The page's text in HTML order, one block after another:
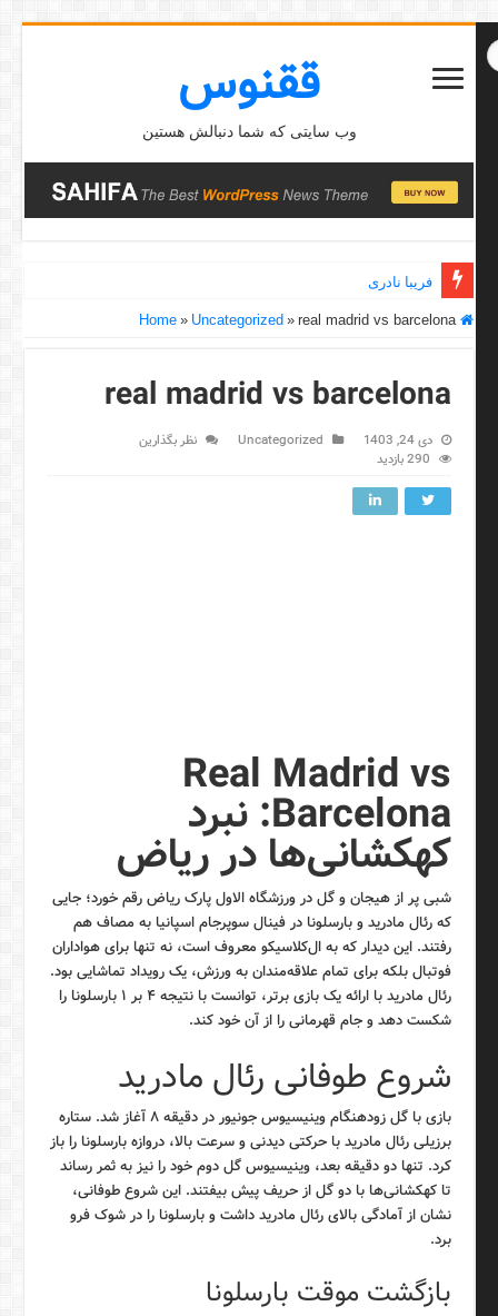
ققنوس
وب سایتی که شما دنبالش هستین
فریبا نادری
Home
» Uncategorized » real madrid vs barcelona
real madrid vs barcelona
دی 24, 1403 Uncategorized
نظر بگذارین
290 بازدید
Real Madrid vs
Barcelona: نبرد
کهکشانی‌ها در ریاض
شبی پر از هیجان و گل در ورزشگاه الاول پارک ریاض رقم خورد؛ جایی
که رئال مادرید و بارسلونا در فینال سوپرجام اسپانیا به مصاف هم
رفتند. این دیدار که به ال‌کلاسیکو معروف است، نه تنها برای هواداران
فوتبال بلکه برای تمام علاقه‌مندان به ورزش، یک رویداد تماشایی بود.
رئال مادرید با ارائه یک بازی برتر، توانست با نتیجه ۴ بر ۱ بارسلونا را
شکست دهد و جام قهرمانی را از آن خود کند.
شروع طوفانی رئال مادرید
بازی با گل زودهنگام وینیسیوس جونیور در دقیقه ۸ آغاز شد. ستاره
برزیلی رئال مادرید با حرکتی دیدنی و سرعت بالا، دروازه بارسلونا را باز
کرد. تنها دو دقیقه بعد، وینیسیوس گل دوم خود را نیز به ثمر رساند
تا کهکشانی‌ها با دو گل از حریف پیش بیفتند. این شروع طوفانی،
نشان از آمادگی بالای رئال مادرید داشت و بارسلونا را در شوک فرو
برد.
بازگشت موقت بارسلونا